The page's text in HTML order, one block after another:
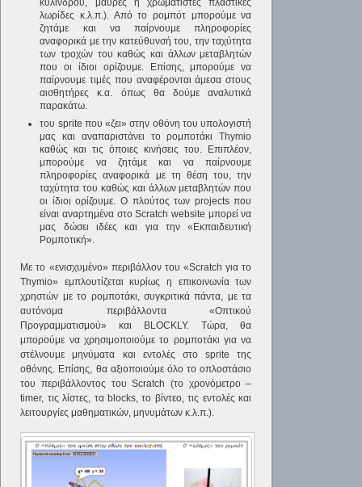
κυλίνδρου, μαύρες ή χρωματιστές πλαστικές
λωρίδες κ.λ.π.). Από το ρομπότ μπορούμε να
ζητάμε και να παίρνουμε πληροφορίες
αναφορικά με την κατεύθυνσή του, την ταχύτητα
των τροχών του καθώς και άλλων μεταβλητών
που οι ίδιοι ορίζουμε. Επίσης, μπορούμε να
παίρνουμε τιμές που αναφέρονται άμεσα στους
αισθητήρες κ.α. όπως θα δούμε αναλυτικά
παρακάτω.
του sprite που «ζει» στην οθόνη του υπολογιστή
μας και αναπαριστάνει το ρομποτάκι Thymio
καθώς και τις όποιες κινήσεις του. Επιπλέον,
μπορούμε να ζητάμε και να παίρνουμε
πληροφορίες αναφορικά με τη θέση του, την
ταχύτητα του καθώς και άλλων μεταβλητών που
οι ίδιοι ορίζουμε. Ο πλούτος των projects που
είναι αναρτημένα στο Scratch website μπορεί να
μας δώσει ιδέες και για την «Εκπαιδευτική
Ρομποτική».
Με το «ενισχυμένο» περιβάλλον του «Scratch για το
Thymio» εμπλουτίζεται κυρίως η επικοινωνία των
χρηστών με το ρομποτάκι, συγκριτικά πάντα, με τα
αυτόνομα περιβάλλοντα «Οπτικού
Προγραμματισμού» και BLOCKLY. Τώρα, θα
μπορούμε να χρησιμοποιούμε το ρομποτάκι για να
στέλνουμε μηνύματα και εντολές στο sprite της
οθόνης. Επίσης, θα αξιοποιούμε όλο το οπλοστάσιο
του περιβάλλοντος του Scratch (το χρονόμετρο –
timer, τις λίστες, τα blocks, το βίντεο, τις εντολές και
λειτουργίες μαθηματικών, μηνυμάτων κ.λ.π.).